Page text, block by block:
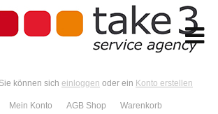
können sich einloggen oder ein Konto erstellen
Mein Konto AGB Shop Warenkorb